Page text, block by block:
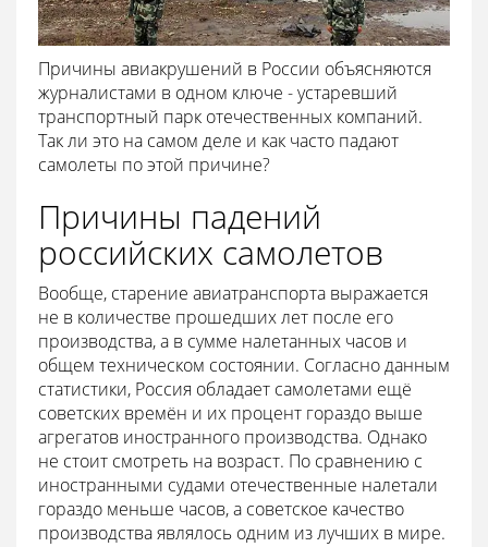
Причины авиакрушений в России объясняются
журналистами в одном ключе - устаревший
транспортный парк отечественных компаний.
Так ли это на самом деле и как часто падают
самолеты по этой причине?
Причины падений
российских самолетов
Вообще, старение авиатранспорта выражается
не в количестве прошедших лет после его
производства, а в сумме налетанных часов и
общем техническом состоянии. Согласно данным
статистики, Россия обладает самолетами ещё
советских времён и их процент гораздо выше
агрегатов иностранного производства. Однако
не стоит смотреть на возраст. По сравнению с
иностранными судами отечественные налетали
гораздо меньше часов, а советское качество
производства являлось одним из лучших в мире.